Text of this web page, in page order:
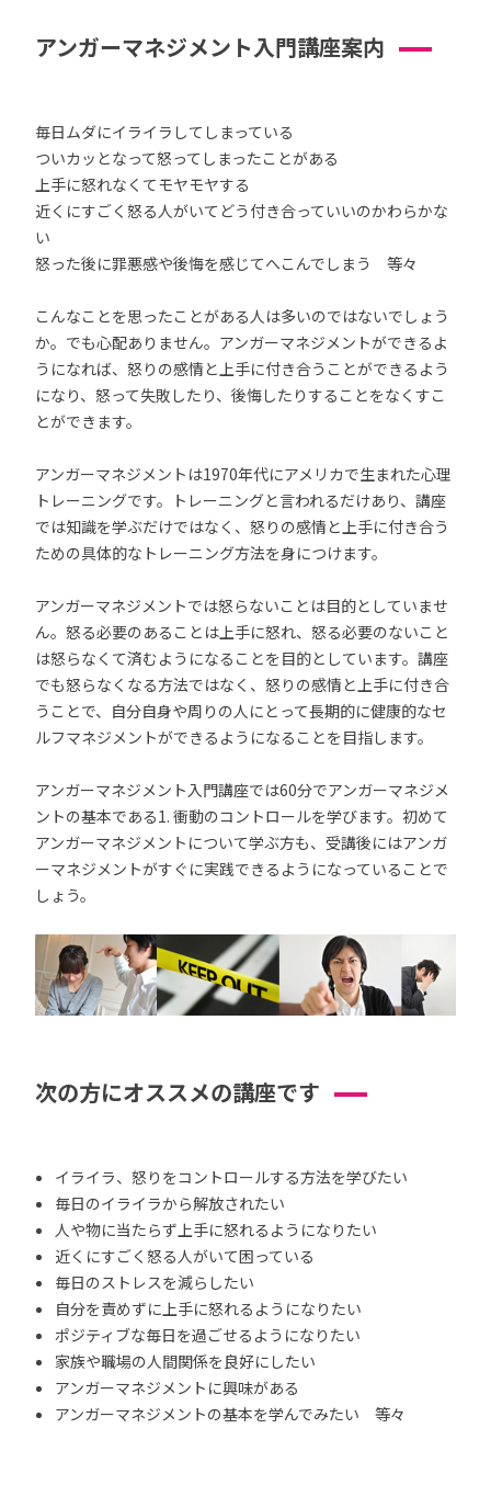
アンガーマネジメント入門講座案内
毎日ムダにイライラしてしまっている
ついカッとなって怒ってしまったことがある
上手に怒れなくてモヤモヤする
近くにすごく怒る人がいてどう付き合っていいのかわらかな
い
怒った後に罪悪感や後悔を感じてへこんでしまう 等々
こんなことを思ったことがある人は多いのではないでしょう
か。でも心配ありません。アンガーマネジメントができるよ
うになれば、怒りの感情と上手に付き合うことができるよう
になり、怒って失敗したり、後悔したりすることをなくすこ
とができます。
アンガーマネジメントは1970年代にアメリカで生まれた心理
トレーニングです。トレーニングと言われるだけあり、講座
では知識を学ぶだけではなく、怒りの感情と上手に付き合う
ための具体的なトレーニング方法を身につけます。
アンガーマネジメントでは怒らないことは目的としていませ
ん。怒る必要のあることは上手に怒れ、怒る必要のないこと
は怒らなくて済むようになることを目的としています。講座
でも怒らなくなる方法ではなく、怒りの感情と上手に付き合
うことで、自分自身や周りの人にとって長期的に健康的なセ
ルフマネジメントができるようになることを目指します。
アンガーマネジメント入門講座では60分でアンガーマネジメ
ントの基本である1. 衝動のコントロールを学びます。初めて
アンガーマネジメントについて学ぶ方も、受講後にはアンガ
ーマネジメントがすぐに実践できるようになっていることで
しょう。
次の方にオススメの講座です
イライラ、怒りをコントロールする方法を学びたい
毎日のイライラから解放されたい
人や物に当たらず上手に怒れるようになりたい
近くにすごく怒る人がいて困っている
毎日のストレスを減らしたい
自分を責めずに上手に怒れるようになりたい
ポジティブな毎日を過ごせるようになりたい
家族や職場の人間関係を良好にしたい
アンガーマネジメントに興味がある
アンガーマネジメントの基本を学んでみたい 等々